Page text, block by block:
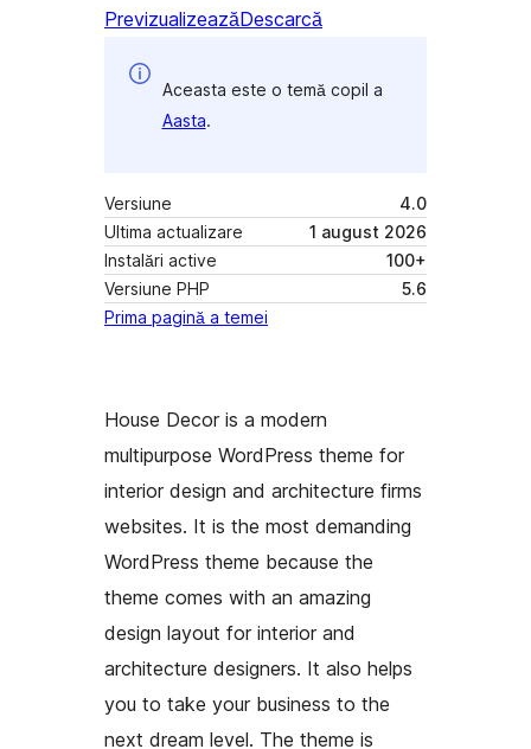
PrevizualizeazăDescarcă
Aceasta este o temă copil a
Aasta.
Versiune
4.0
Ultima actualizare
1 august 2026
Instalări active
100+
Versiune PHP
5.6
Prima pagină a temei
House Decor is a modern
multipurpose WordPress theme for
interior design and architecture firms
websites. It is the most demanding
WordPress theme because the
theme comes with an amazing
design layout for interior and
architecture designers. It also helps
you to take your business to the
next dream level. The theme is